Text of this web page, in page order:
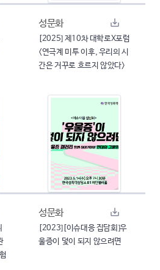
성문화
[2025] 제10차 대학로X포럼
<연극계 미투 이후, 우리의 시
간은 거꾸로 흐르지 않았다>
성문화
[2023][이슈대응 집담회]우
울증이 덫이 되지 않으려면